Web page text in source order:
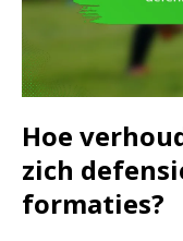
Hoe
zich
formaties?